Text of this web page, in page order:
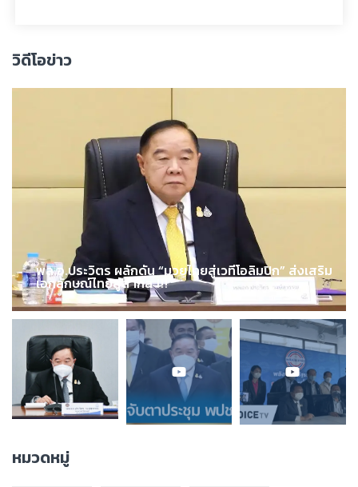
วิดีโอข่าว
พล.อ.ประวิตร ผลักดัน “มวยไทยสู่เวทีโอลิมปิก” ส่งเสริม
เอกลักษณ์ไทยสู่สากล !!!
หมวดหมู่